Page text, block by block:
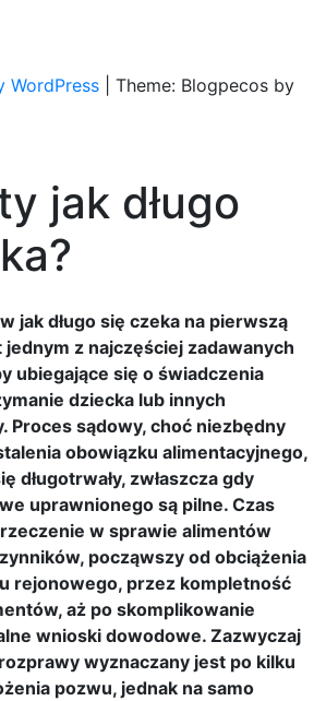
WordPress
Theme: Blogpecos by
jak długo
jak długo się czeka na pierwszą
z najczęściej zadawanych
ubiegające się o świadczenia
dziecka lub innych
Proces sądowy, choć niezbędny
obowiązku alimentacyjnego,
długotrwały, zwłaszcza gdy
uprawnionego są pilne. Czas
w sprawie alimentów
począwszy od obciążenia
rejonowego, przez kompletność
aż po skomplikowanie
wnioski dowodowe. Zazwyczaj
wyznaczany jest po kilku
pozwu, jednak na samo